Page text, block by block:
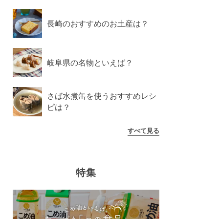
長崎のおすすめのお土産は？
岐阜県の名物といえば？
さば水煮缶を使うおすすめレシ
ピは？
すべて見る
特集